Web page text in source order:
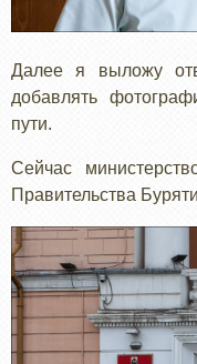
Далее я выложу
добавлять
пути.
Сейчас
Правительства